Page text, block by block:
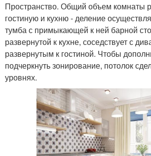
Пространство. Общий объем комнаты
гостиную и кухню - деление
тумба с примыкающей к ней барной
развернутой к кухне, соседствует с
развернутым к гостиной. Чтобы
подчеркнуть зонирование, потолок
уровнях.